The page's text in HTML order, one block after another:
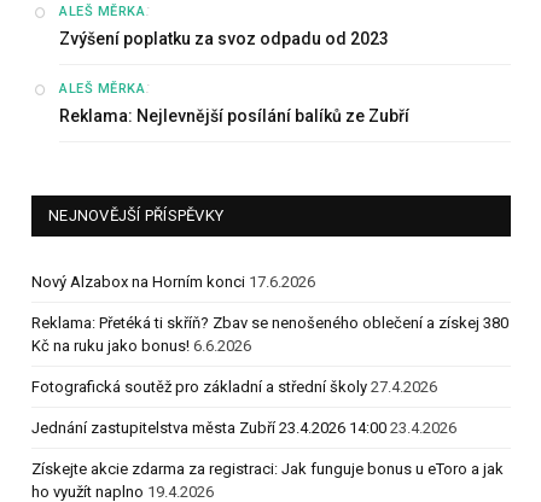
ALEŠ MĚRKA :
Zvýšení poplatku za svoz odpadu od 2023
ALEŠ MĚRKA :
Reklama: Nejlevnější posílání balíků ze Zubří
NEJNOVĚJŠÍ PŘÍSPĚVKY
Nový Alzabox na Horním konci 17.6.2026
Reklama: Přetéká ti skříň? Zbav se nenošeného oblečení a získej 380
Kč na ruku jako bonus! 6.6.2026
Fotografická soutěž pro základní a střední školy 27.4.2026
Jednání zastupitelstva města Zubří 23.4.2026 14:00 23.4.2026
Získejte akcie zdarma za registraci: Jak funguje bonus u eToro a jak
ho využít naplno 19.4.2026